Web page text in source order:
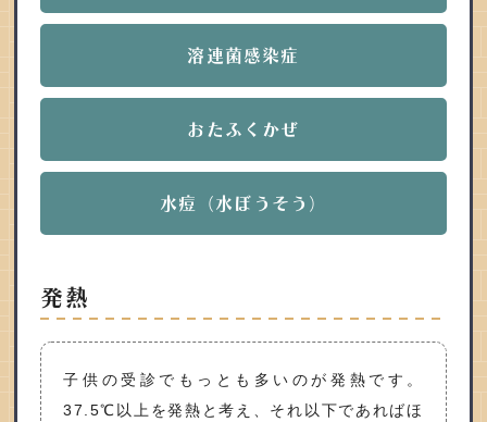
溶連菌感染症
おたふくかぜ
水痘（水ぼうそう）
発熱
子供の受診でもっとも多いのが発熱です。
37.5℃以上を発熱と考え、それ以下であればほ